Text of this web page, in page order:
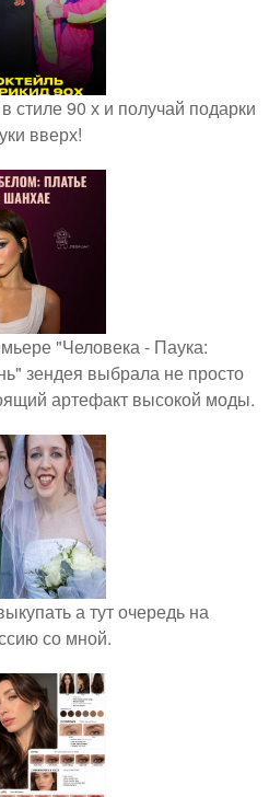
стиле 90 х и получай подарки
вверх!
"Человека - Паука:
зендея выбрала не просто
артефакт высокой моды.
а тут очередь на
со мной.